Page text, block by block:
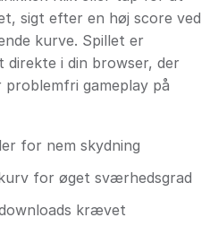
sigt efter en høj score ved
kurve. Spillet er
direkte i din browser, der
gameplay på
for nem skydning
for øget sværhedsgrad
krævet